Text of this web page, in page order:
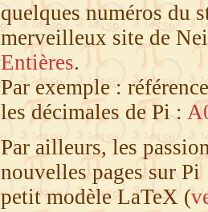
quelques numéros du
merveilleux site de
Entières.
Par exemple :
les décimales de Pi :
Par ailleurs, les
nouvelles pages sur
petit modèle LaTeX (